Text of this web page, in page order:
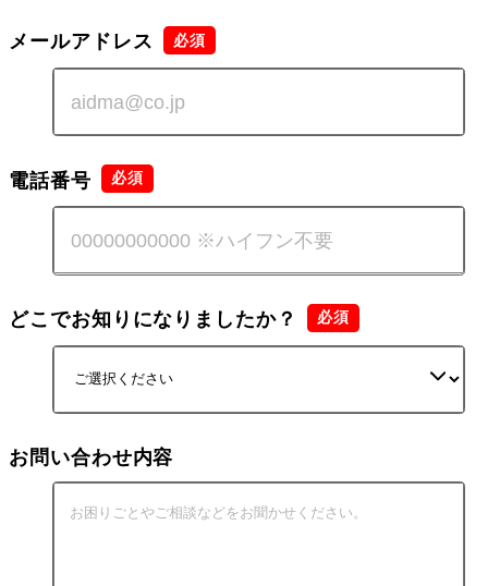
メールアドレス
電話番号
どこでお知りになりましたか？
お問い合わせ内容